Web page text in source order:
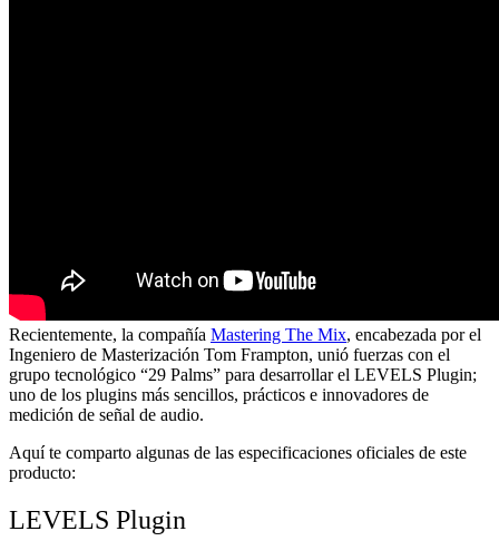
Recientemente, la compañía Mastering The Mix, encabezada por el
Ingeniero de Masterización Tom Frampton, unió fuerzas con el
grupo tecnológico “29 Palms” para desarrollar el LEVELS Plugin;
uno de los plugins más sencillos, prácticos e innovadores de
medición de señal de audio.
Aquí te comparto algunas de las especificaciones oficiales de este
producto:
LEVELS Plugin